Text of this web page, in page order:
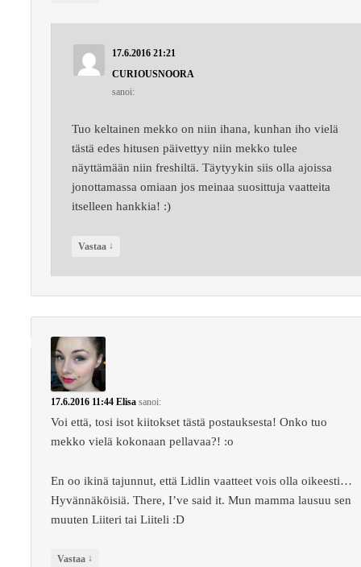
17.6.2016 21:21
CURIOUSNOORA
sanoi:
Tuo keltainen mekko on niin ihana, kunhan iho vielä
tästä edes hitusen päivettyy niin mekko tulee
näyttämään niin freshiltä. Täytyykin siis olla ajoissa
jonottamassa omiaan jos meinaa suosittuja vaatteita
itselleen hankkia! :)
Vastaa ↓
17.6.2016 11:44 Elisa sanoi:
Voi että, tosi isot kiitokset tästä postauksesta! Onko tuo
mekko vielä kokonaan pellavaa?! :o
En oo ikinä tajunnut, että Lidlin vaatteet vois olla oikeesti…
Hyvännäköisiä. There, I’ve said it. Mun mamma lausuu sen
muuten Liiteri tai Liiteli :D
Vastaa ↓